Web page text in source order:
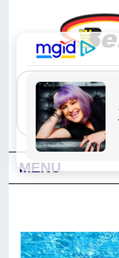
"Sesungguhnya
Wahai orang-orang
ucapkanlah salam
MENU